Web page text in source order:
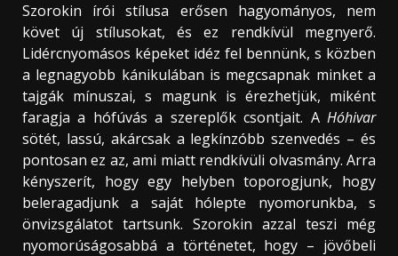
Szorokin írói stílusa erősen hagyományos, nem
követ új stílusokat, és ez rendkívül megnyerő.
Lidércnyomásos képeket idéz fel bennünk, s közben
a legnagyobb kánikulában is megcsapnak minket a
tajgák mínuszai, s magunk is érezhetjük, miként
faragja a hófúvás a szereplők csontjait. A Hóhivar
sötét, lassú, akárcsak a legkínzóbb szenvedés – és
pontosan ez az, ami miatt rendkívüli olvasmány. Arra
kényszerít, hogy egy helyben toporogjunk, hogy
beleragadjunk a saját hólepte nyomorunkba, s
önvizsgálatot tartsunk. Szorokin azzal teszi még
nyomorúságosabbá a történetet, hogy – jövőbeli